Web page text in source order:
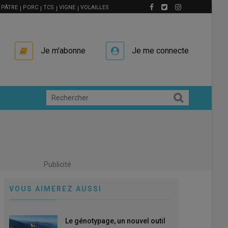
PÂTRE PORC TCS VIGNE VOLAILLES
Je m'abonne Je me connecte
Publicité
VOUS AIMEREZ AUSSI
Le génotypage, un nouvel outil